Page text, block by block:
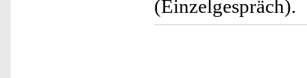
(Einzelgespräch).